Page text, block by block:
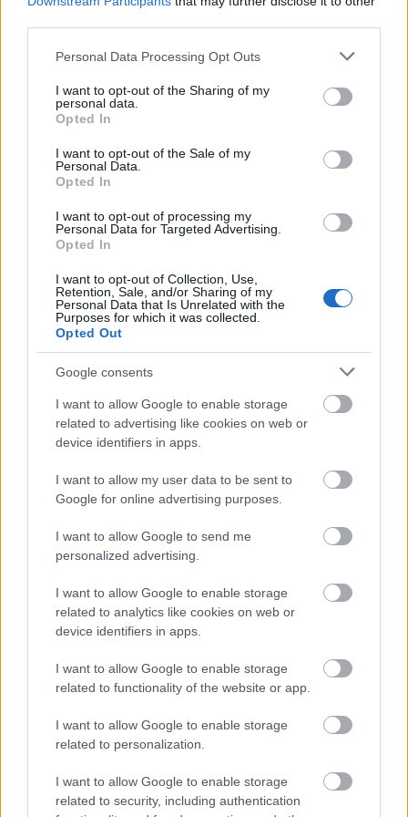
Please note that this website/app uses one or more Google
not limited to your visit or usage behaviour. You may click to
grant or deny consent to Google and its third-party tags to
use your data for below specified purposes in below Google
consent section.
Personal Data Processing Opt Outs
I want to opt-out of the Sharing of my
personal data.
Opted In
I want to opt-out of the Sale of my
Personal Data.
Opted In
I want to opt-out of processing my
Personal Data for Targeted Advertising.
Opted In
I want to opt-out of Collection, Use,
Retention, Sale, and/or Sharing of my
Personal Data that Is Unrelated with the
Purposes for which it was collected.
Opted Out
Google consents
I want to allow Google to enable storage
related to advertising like cookies on web or
device identifiers in apps.
I want to allow my user data to be sent to
Google for online advertising purposes.
I want to allow Google to send me
personalized advertising.
I want to allow Google to enable storage
related to analytics like cookies on web or
device identifiers in apps.
I want to allow Google to enable storage
related to functionality of the website or app.
I want to allow Google to enable storage
related to personalization.
I want to allow Google to enable storage
related to security, including authentication
autópálya útépítés
csomópont építése
Tizenegy meglévő csomópontot korszerűsít és négy új,
különszintű csomópontot hoz létre az MKIF az M1-es
bővítésénél.
Új gyalogosátkelők és jelzőlámpás
csomópont épül Angyalföldön
Másfélszeresére bővítik
Hódmezővásárhely jó hírű református
iskoláját
Látványos építési szakasz indult be a
Paks II.: Mit jelent az 5. blokk új
mérföldköve a felülvizsgálat